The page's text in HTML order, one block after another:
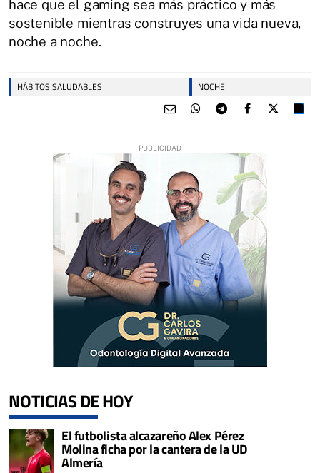
hace que el gaming sea más práctico y más
sostenible mientras construyes una vida nueva,
noche a noche.
HÁBITOS SALUDABLES NOCHE
NOTICIAS DE HOY
El futbolista alcazareño Alex Pérez
Molina ficha por la cantera de la UD
Almería